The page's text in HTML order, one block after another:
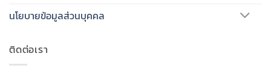
นโยบายข้อมูลส่วนบุคคล
ติดต่อเรา